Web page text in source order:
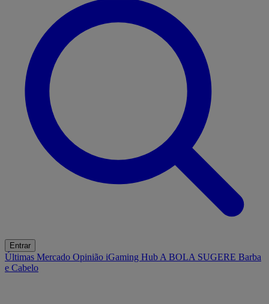
Entrar
Últimas Mercado Opinião iGaming Hub A BOLA SUGERE Barba
e Cabelo